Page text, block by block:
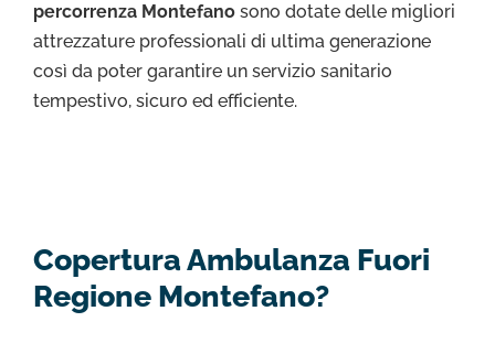
percorrenza Montefano sono dotate delle migliori
attrezzature professionali di ultima generazione
così da poter garantire un servizio sanitario
tempestivo, sicuro ed efficiente.
Copertura Ambulanza Fuori
Regione Montefano?